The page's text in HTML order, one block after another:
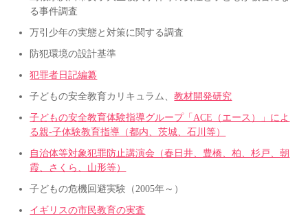
る事件調査
万引少年の実態と対策に関する調査
防犯環境の設計基準
犯罪者日記編纂
子どもの安全教育カリキュラム、教材開発研究
子どもの安全教育体験指導グループ「ACE（エース）」によ
る親-子体験教育指導（都内、茨城、石川等）
自治体等対象犯罪防止講演会（春日井、豊橋、柏、杉戸、朝
霞、さくら、山形等）
子どもの危機回避実験（2005年～）
イギリスの市民教育の実査